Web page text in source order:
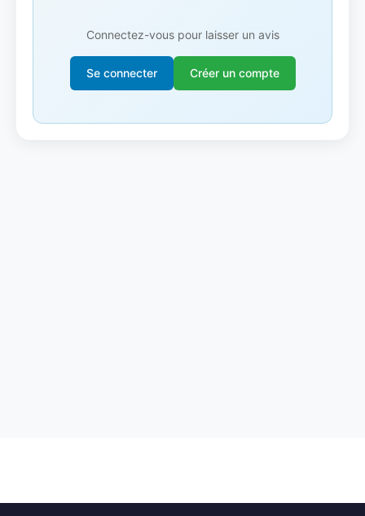
Connectez-vous pour laisser un avis
Se connecter Créer un compte